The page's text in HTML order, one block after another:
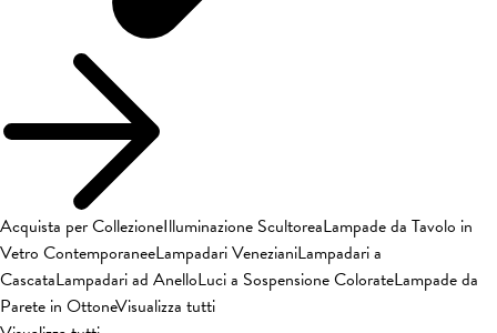
Acquista per CollezioneIlluminazione ScultoreaLampade da Tavolo in
Vetro ContemporaneeLampadari VenezianiLampadari a
CascataLampadari ad AnelloLuci a Sospensione ColorateLampade da
Parete in OttoneVisualizza tutti